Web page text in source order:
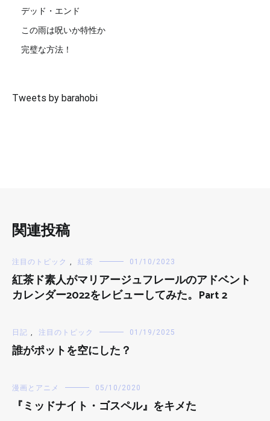
デッド・エンド
この雨は呪いか特性か
完璧な方法！
Tweets by barahobi
関連投稿
注目のトピック , 紅茶 01/10/2023
紅茶ド素人がマリアージュフレールのアドベント
カレンダー2022をレビューしてみた。Part 2
日記 , 注目のトピック 01/19/2025
誰がポットを空にした？
漫画とアニメ 05/10/2020
『ミッドナイト・ゴスペル』をキメた